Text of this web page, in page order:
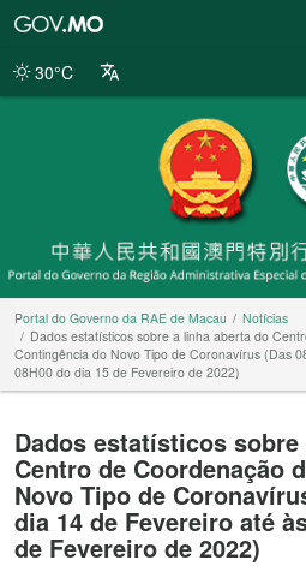
da
30°C
Portal do Governo da RAE de Macau
Notícias
Dados estatísticos sobre a linha aberta do
Contingência do Novo Tipo de Coronavírus (Das
08H00 do dia 15 de Fevereiro de 2022)
Dados estatísticos
Centro de Coordenação
Novo Tipo de
dia 14 de Fevereiro até
de Fevereiro de 2022)